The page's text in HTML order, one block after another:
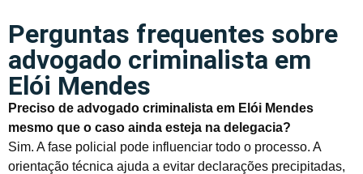
Perguntas frequentes sobre
advogado criminalista em
Elói Mendes
Preciso de advogado criminalista em Elói Mendes
mesmo que o caso ainda esteja na delegacia?
Sim. A fase policial pode influenciar todo o processo. A
orientação técnica ajuda a evitar declarações precipitadas,